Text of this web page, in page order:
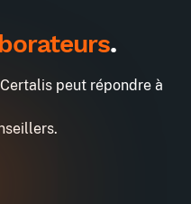
.
peut répondre à